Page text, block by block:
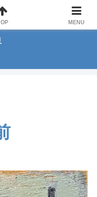
ラリー
MENU